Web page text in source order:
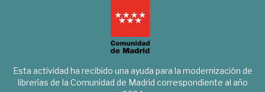
Esta actividad ha recibido una ayuda para la modernización de
librerías de la Comunidad de Madrid correspondiente al año